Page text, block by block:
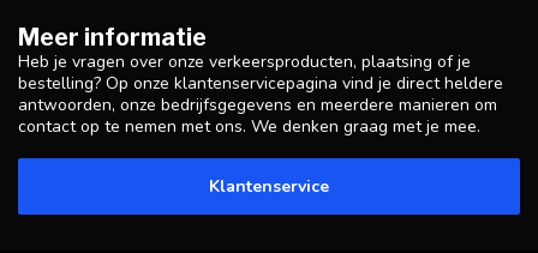
Meer informatie
Heb je vragen over onze verkeersproducten, plaatsing of je
bestelling? Op onze klantenservicepagina vind je direct heldere
antwoorden, onze bedrijfsgegevens en meerdere manieren om
contact op te nemen met ons. We denken graag met je mee.
Klantenservice